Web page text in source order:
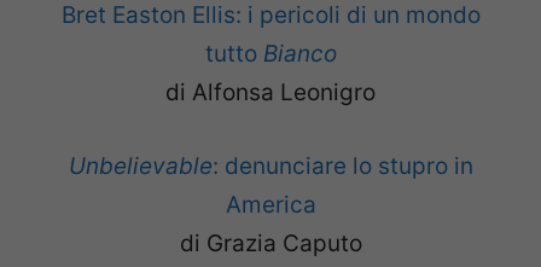
Bret Easton Ellis: i pericoli di un mondo
tutto Bianco
di Alfonsa Leonigro
Unbelievable: denunciare lo stupro in
America
di Grazia Caputo